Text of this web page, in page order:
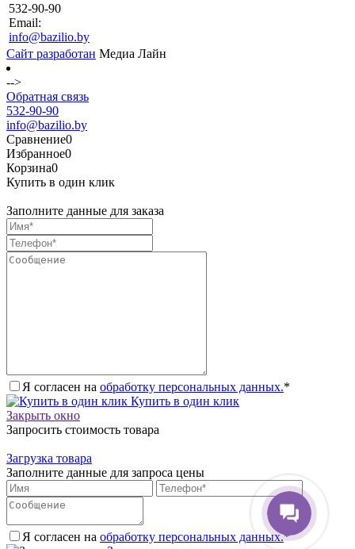
532-90-90
Email:
info@bazilio.by
Сайт разработан Медиа Лайн
-->
Обратная связь
532-90-90
info@bazilio.by
Сравнение0
Избранное0
Корзина0
Купить в один клик
Заполните данные для заказа
Я согласен на обработку персональных данных.*
Купить в один клик
Закрыть окно
Запросить стоимость товара
Загрузка товара
Заполните данные для запроса цены
Я согласен на обработку персональных данных.*